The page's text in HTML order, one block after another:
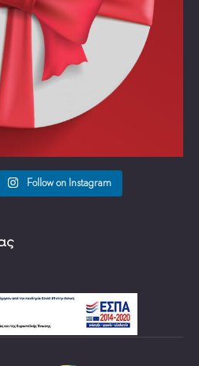
Follow on Instagram